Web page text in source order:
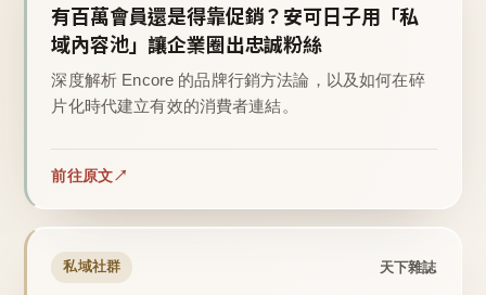
有百萬會員還是得靠促銷？安可日子用「私
域內容池」讓企業圈出忠誠粉絲
深度解析 Encore 的品牌行銷方法論，以及如何在碎
片化時代建立有效的消費者連結。
前往原文
私域社群 天下雜誌